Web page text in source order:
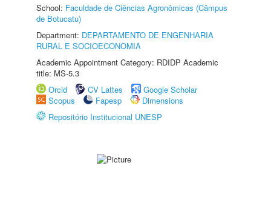
School: Faculdade de Ciências Agronômicas (Câmpus
de Botucatu)
Department: DEPARTAMENTO DE ENGENHARIA
RURAL E SOCIOECONOMIA
Academic Appointment Category: RDIDP Academic
title: MS-5.3
Orcid
CV Lattes
Google Scholar
Scopus
Fapesp
Dimensions
Repositório Institucional UNESP